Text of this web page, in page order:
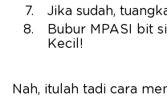
Jika sudah,
Bubur MPASI bit
Kecil!
Nah, itulah tadi cara